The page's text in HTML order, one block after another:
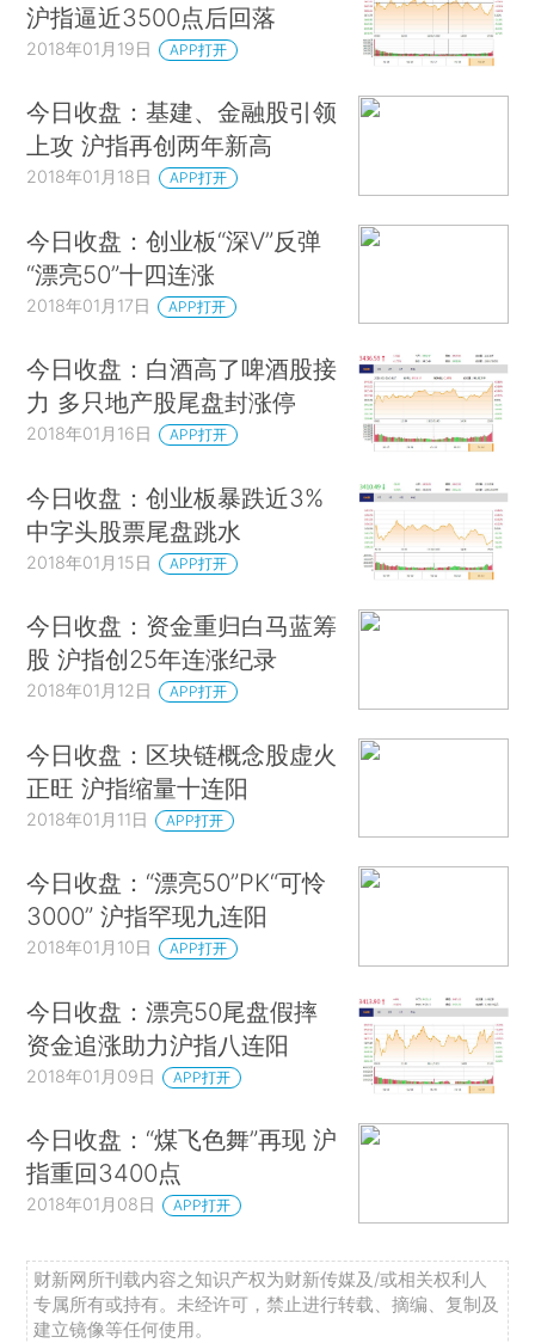
沪指逼近3500点后回落
2018年01月19日 APP打开
今日收盘：基建、金融股引领
上攻 沪指再创两年新高
2018年01月18日 APP打开
今日收盘：创业板“深V”反弹
“漂亮50”十四连涨
2018年01月17日 APP打开
今日收盘：白酒高了啤酒股接
力 多只地产股尾盘封涨停
2018年01月16日 APP打开
今日收盘：创业板暴跌近3%
中字头股票尾盘跳水
2018年01月15日 APP打开
今日收盘：资金重归白马蓝筹
股 沪指创25年连涨纪录
2018年01月12日 APP打开
今日收盘：区块链概念股虚火
正旺 沪指缩量十连阳
2018年01月11日 APP打开
今日收盘：“漂亮50”PK“可怜
3000” 沪指罕现九连阳
2018年01月10日 APP打开
今日收盘：漂亮50尾盘假摔
资金追涨助力沪指八连阳
2018年01月09日 APP打开
今日收盘：“煤飞色舞”再现 沪
指重回3400点
2018年01月08日 APP打开
财新网所刊载内容之知识产权为财新传媒及/或相关权利人
专属所有或持有。未经许可，禁止进行转载、摘编、复制及
建立镜像等任何使用。